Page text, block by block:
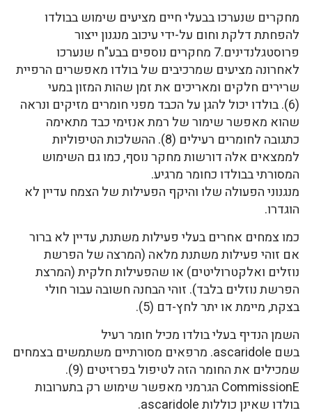
מחקרים שנערכו בבעלי חיים מציעים שימוש בבולדו
להפחתת דלקת וחום על-ידי עיכוב מנגנון ייצור
פרוסטגלנדינים.7 מחקרים נוספים בבע"ח שנערכו
לאחרונה מציעים שמרכיבים של בולדו מאפשרים הרפיית
שרירים חלקים ומאריכים את זמן שהות המזון במעי
(6). בולדו יכול להגן על הכבד מפני חומרים מזיקים ונראה
שהוא מאפשר שימור של רמת אנזימי כבד מתאימה
כתגובה לחומרים רעילים (8). ההשלכות הטיפוליות
לממצאים אלה דורשות מחקר נוסף, כמו גם השימוש
המסורתי בבולדו כחומר מרגיע.
מנגנוני הפעולה שלו והיקף הפעילות של הצמח עדיין לא
הוגדרו.
כמו צמחים אחרים בעלי פעילות משתנת, עדיין לא ברור
אם זוהי פעילות משתנת מלאה (המרצה של הפרשת
נוזלים ואלקטרוליטים) או שהפעילות חלקית (המרצת
הפרשת נוזלים בלבד). זוהי הבחנה חשובה עבור חולי
בצקת, מיימת או יתר לחץ-דם (5).
השמן הנדיף בעלי בולדו מכיל חומר רעיל
בשם ascaridole. מרפאים מסורתיים משתמשים בצמחים
שמכילים את החומר הזה לטיפול בפרזיטים (9).
CommissionE הגרמני מאפשר שימוש רק בתערובות
בולדו שאינן כוללות ascaridole.